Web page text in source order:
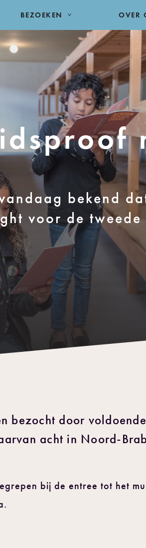
BEZOEKEN OVER
bekend
voor de tweede
bezocht door
acht in Noord-
bij de entree tot het